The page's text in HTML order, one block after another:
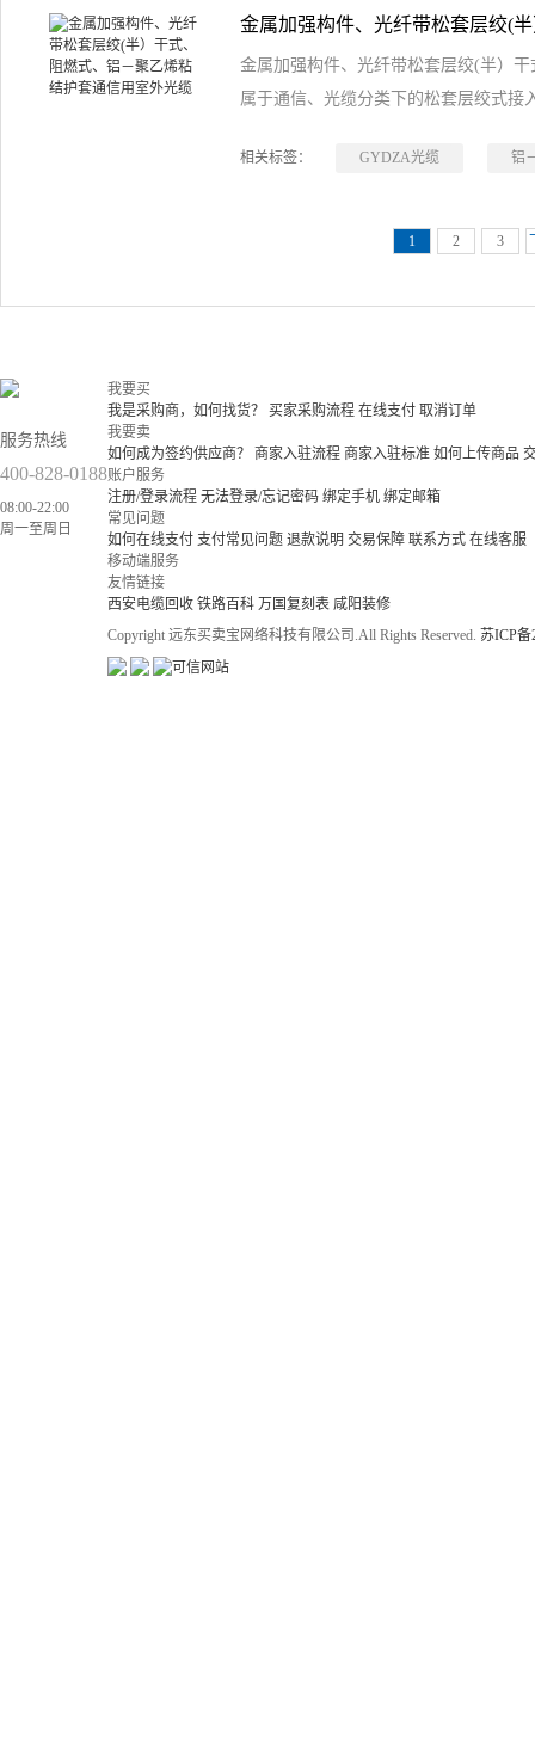
金属加强构件、光纤带松套层绞(半）
属于通信、光缆分类下的松套层绞式接
相关标签： GYDZA光缆 铝
1 2 3
服务热线
400-828-0188
08:00-22:00
周一至周日
我要买
我是采购商，如何找货？
买家采购流程 在线支付 取消订单
我要卖
如何成为签约供应商？
商家入驻流程 商家入驻标准 如何上传商品
账户服务
注册/登录流程 无法登录/忘记密码 绑定手机 绑定邮箱
常见问题
如何在线支付 支付常见问题 退款说明 交易保障 联系方式 在线客服
移动端服务
友情链接
西安电缆回收 铁路百科 万国复刻表 咸阳装修
Copyright 远东买卖宝网络科技有限公司.All Rights Reserved. 苏ICP备